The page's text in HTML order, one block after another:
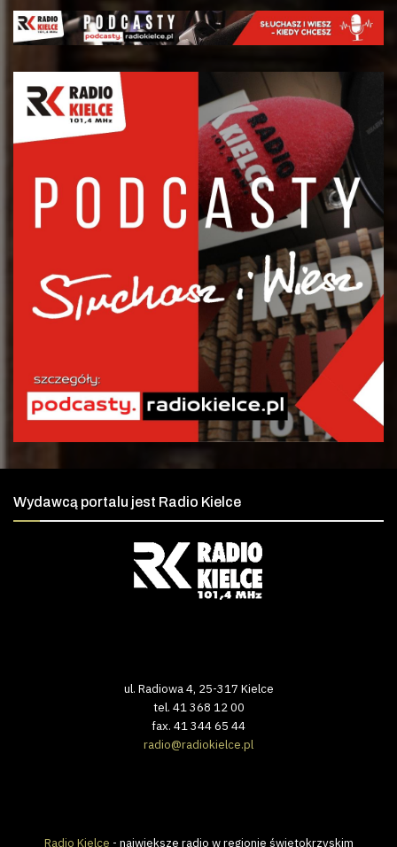
Wydawcą portalu jest Radio Kielce
ul. Radiowa 4, 25-317 Kielce
tel. 41 368 12 00
fax. 41 344 65 44
radio@radiokielce.pl
Radio Kielce - największe radio w regionie świętokrzyskim